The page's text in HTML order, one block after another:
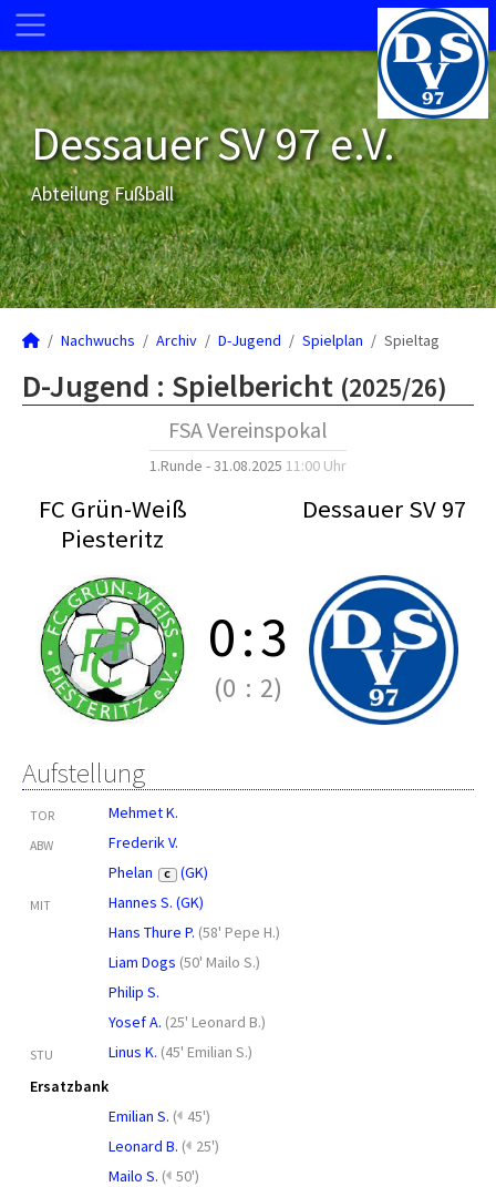
Dessauer SV 97 e.V.
Abteilung Fußball
Nachwuchs Archiv D-Jugend Spielplan Spieltag
D-Jugend : Spielbericht (2025/26)
FSA Vereinspokal
1.Runde - 31.08.2025 11:00 Uhr
FC Grün-Weiß
Piesteritz
Dessauer SV 97
0:3
(0 : 2)
Aufstellung
TOR Mehmet K.
ABW
Frederik V.
Phelan
C (GK)
MIT
Hannes S. (GK)
Hans Thure P. (58' Pepe H.)
Liam Dogs (50' Mailo S.)
Philip S.
Yosef A. (25' Leonard B.)
STU Linus K. (45' Emilian S.)
Ersatzbank
Emilian S. ( 45')
Leonard B. ( 25')
Mailo S. ( 50')